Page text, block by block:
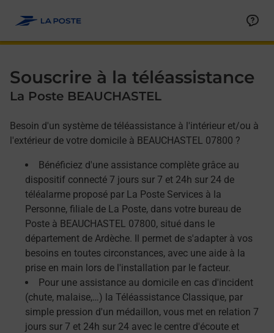
Souscrire à la téléassistance
La Poste BEAUCHASTEL
Besoin d'un système de téléassistance à l'intérieur et/ou à
l'extérieur de votre domicile à BEAUCHASTEL 07800 ?
Bénéficiez d'une assistance complète grâce au
dispositif connecté 7 jours sur 7 et 24h sur 24 de
téléalarme proposé par La Poste Services à la
Personne, filiale de La Poste, dans votre bureau de
Poste à BEAUCHASTEL 07800, situé dans le
département de Ardèche. Il permet de s'adapter à vos
besoins en toutes circonstances, avec une aide à la
prise en main lors de l'installation par le facteur.
Pour une assistance au domicile en cas d'incident
(chute, malaise,…) la Téléassistance Classique, par
simple pression d'un médaillon, vous met en relation 7
jours sur 7 et 24h sur 24 avec le centre d'écoute et